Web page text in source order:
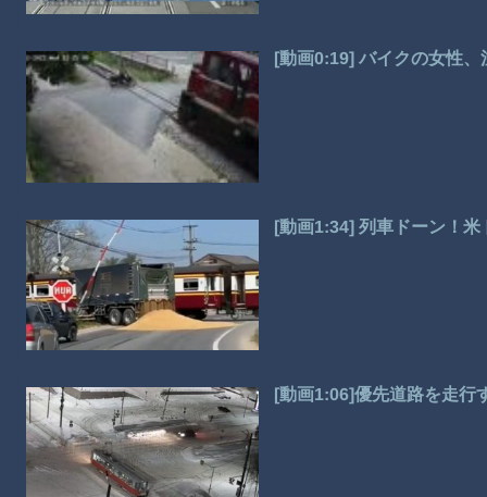
[動画0:19] バイクの女性
[動画1:34] 列車ドーン！米
[動画1:06]優先道路を走行